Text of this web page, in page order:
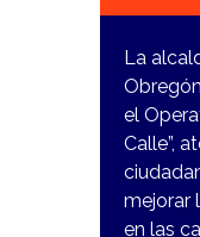
La
el
Calle”,
mejorar
en las